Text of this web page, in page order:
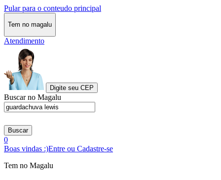
Pular para o conteudo principal
Tem no magalu
Atendimento
Digite seu CEP
Buscar no Magalu
Buscar
0
Boas vindas :)Entre ou Cadastre-se
Tem no Magalu